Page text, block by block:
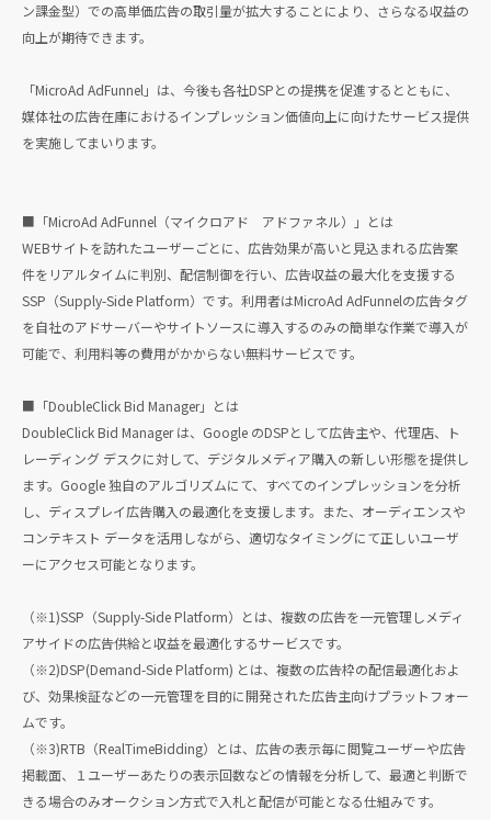
ン課金型）での高単価広告の取引量が拡大することにより、さらなる収益の
向上が期待できます。
「MicroAd AdFunnel」は、今後も各社DSPとの提携を促進するとともに、
媒体社の広告在庫におけるインプレッション価値向上に向けたサービス提供
を実施してまいります。
■「MicroAd AdFunnel（マイクロアド アドファネル）」とは
WEBサイトを訪れたユーザーごとに、広告効果が高いと見込まれる広告案
件をリアルタイムに判別、配信制御を行い、広告収益の最大化を支援する
SSP（Supply-Side Platform）です。利用者はMicroAd AdFunnelの広告タグ
を自社のアドサーバーやサイトソースに導入するのみの簡単な作業で導入が
可能で、利用料等の費用がかからない無料サービスです。
■「DoubleClick Bid Manager」とは
DoubleClick Bid Manager は、Google のDSPとして広告主や、代理店、ト
レーディング デスクに対して、デジタルメディア購入の新しい形態を提供し
ます。Google 独自のアルゴリズムにて、すべてのインプレッションを分析
し、ディスプレイ広告購入の最適化を支援します。また、オーディエンスや
コンテキスト データを活用しながら、適切なタイミングにて正しいユーザ
ーにアクセス可能となります。
（※1)SSP（Supply-Side Platform）とは、複数の広告を一元管理しメディ
アサイドの広告供給と収益を最適化するサービスです。
（※2)DSP(Demand-Side Platform) とは、複数の広告枠の配信最適化およ
び、効果検証などの一元管理を目的に開発された広告主向けプラットフォー
ムです。
（※3)RTB（RealTimeBidding）とは、広告の表示毎に閲覧ユーザーや広告
掲載面、１ユーザーあたりの表示回数などの情報を分析して、最適と判断で
きる場合のみオークション方式で入札と配信が可能となる仕組みです。